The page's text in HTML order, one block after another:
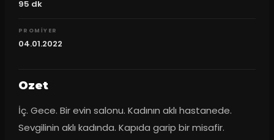
95 dk
PROMIYER
04.01.2022
Ozet
İç. Gece. Bir evin salonu. Kadının aklı hastanede.
Sevgilinin aklı kadında. Kapıda garip bir misafir.